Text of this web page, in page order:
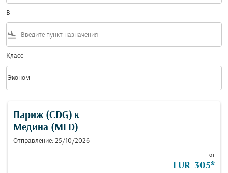
В
flight_land
Класс
Класс option Эконом Selected
Эконом
keyboard_arrow_down
Париж (CDG) к
Медина (MED)
Отправление: 25/10/2026
от
EUR 305*